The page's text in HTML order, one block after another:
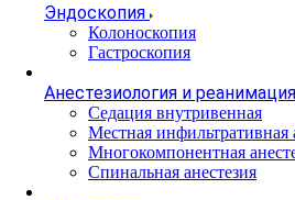
Эндоскопия
Колоноскопия
Гастроскопия
Анестезиология и реанимация
Cедация внутривенная
Местная инфильтративная
Многокомпонентная
Спинальная анестезия